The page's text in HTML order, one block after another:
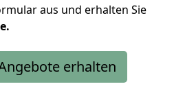
aus und erhalten Sie
erhalten